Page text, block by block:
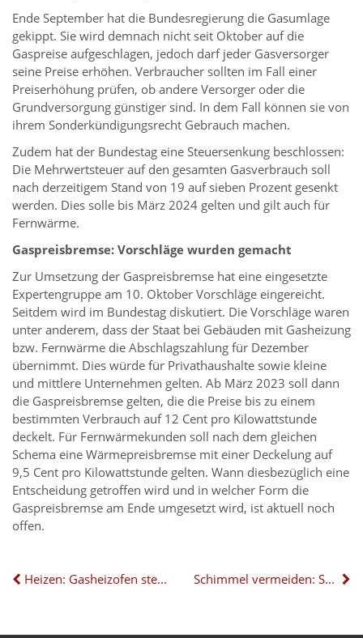
Ende September hat die Bundesregierung die Gasumlage
gekippt. Sie wird demnach nicht seit Oktober auf die
Gaspreise aufgeschlagen, jedoch darf jeder Gasversorger
seine Preise erhöhen. Verbraucher sollten im Fall einer
Preiserhöhung prüfen, ob andere Versorger oder die
Grundversorgung günstiger sind. In dem Fall können sie von
ihrem Sonderkündigungsrecht Gebrauch machen.
Zudem hat der Bundestag eine Steuersenkung beschlossen:
Die Mehrwertsteuer auf den gesamten Gasverbrauch soll
nach derzeitigem Stand von 19 auf sieben Prozent gesenkt
werden. Dies solle bis März 2024 gelten und gilt auch für
Fernwärme.
Gaspreisbremse: Vorschläge wurden gemacht
Zur Umsetzung der Gaspreisbremse hat eine eingesetzte
Expertengruppe am 10. Oktober Vorschläge eingereicht.
Seitdem wird im Bundestag diskutiert. Die Vorschläge waren
unter anderem, dass der Staat bei Gebäuden mit Gasheizung
bzw. Fernwärme die Abschlagszahlung für Dezember
übernimmt. Dies würde für Privathaushalte sowie kleine
und mittlere Unternehmen gelten. Ab März 2023 soll dann
die Gaspreisbremse gelten, die die Preise bis zu einem
bestimmten Verbrauch auf 12 Cent pro Kilowattstunde
deckelt. Für Fernwärmekunden soll nach dem gleichen
Schema eine Wärmepreisbremse mit einer Deckelung auf
9,5 Cent pro Kilowattstunde gelten. Wann diesbezüglich eine
Entscheidung getroffen wird und in welcher Form die
Gaspreisbremse am Ende umgesetzt wird, ist aktuell noch
offen.
Heizen: Gasheizofen stellt einmaligen Bedarf dar Schimmel vermeiden: So gehts!